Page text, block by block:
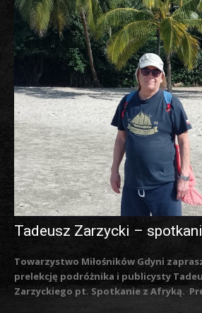
Tadeusz Zarzycki –
Towarzystwo Miłośników Gdyni
prelekcję podróżnika i publicysty